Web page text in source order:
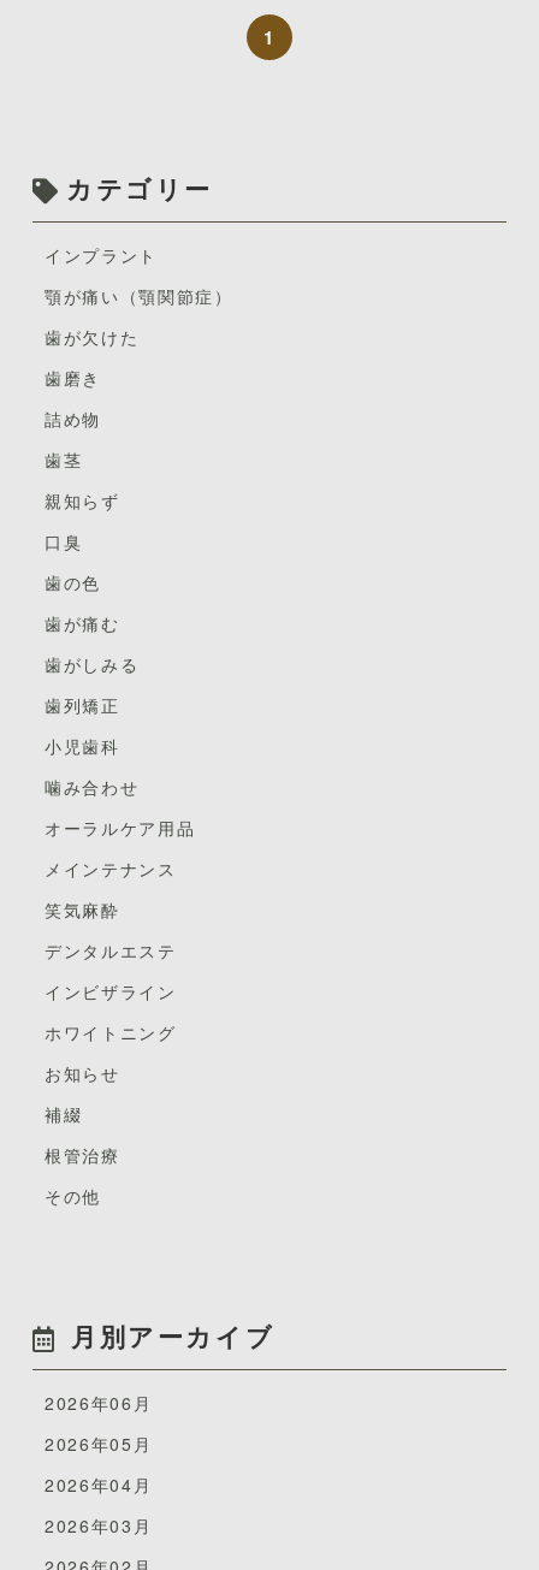
・リップエステ
上記セットメニュー以外に
シングルメニューのみの施術をご希望の方はご相談承っ
ただいま、全メニュー半額オフキャンペーン中です☆
お気軽にお問い合わせくださいませ。
MC天神こが歯科
福岡市中央区天神5-7-7メディカルシティ天神6F
TEL 092-781-7117
ご予約はネット予約
MC天神こが歯科
福岡市中央区天神5-7-7メディカルシティ天神6F
※天神北交差点そば
TEL 092-781-7117
ご予約はネット予約
デンタルエステを通してたくさんの方に喜んでいただけ
オーラルヒーリング（５０分） ¥11,000（税込み）
お口周りの「こり」をアロマトリートメントでほぐす癒
しの時間
・カウンセリング
・アロマトリートメント（フェイシャル・デコルテ）
・ヘッドマッサージ
・歯肉マッサージ
込み）
できる
・カウンセリング
・クリーニング
ツルツルの気持ちいい歯へ）
・歯肉マッサージ
（おひとり様一回限り。９月３０日まで。）
私はデンタルエステを通してたくさんの方に喜んでいた
だきたいという思いがあります。
その目的のため更に自分をパワーアップさせたくて
デンタルエステのパイオニア的存在であるBeauteさん
の元で勉強しようと
今回の3期生の募集に名乗りを上げたのです。
少人数制の大人気セミナーなので募集開始とともにあっ
という間に定員に達したようです。
今回の3期生。日本全国から6名集まりました。
ほぼ関東、関西の方たち。
九州は私一人。少し寂しかったのですが、
うと集まった、同じ志の者同士。
すぐに打ち解けました。そして各々の情報交換などちょ
っとした会話がアツい！刺激を受けられます。
この刺激を受けられる瞬間もセミナーに参加してよかっ
たと思うことの一つです。
3人の講師は皆さん素敵な方たちです。
私たち6人に寄り添い、たくさんの知識と今までに得ら
れた経験からたどりついた手技を惜しげもなく丁寧に教
流れを施術してくださいました。
実際に体験してみて感動しました!
添う」という考え方が細部にわたる心配りとなり
ステティックサロンのおもてなしの発想を融合させたこ
のデンタルエステを学ぶことは患者さんだけではなく、
ブログを覗いてくださってありがとうございます。
「デンタルエステって何？」
というお声、いただきます。
そりゃぁそうです。
歯科業界でもまだ聞きなれていない言葉ですもの。
一般の方々が「？？」となるのは当然ですよね。
まずはこのデンタルエステについて、知っていただきた
く思います。
デンタルエステは近年生まれました。
私が歯科衛生士になった24年前には存在していませんで
した。
学校の教科書として採用されるほどとなっています。
それほど、これからの患者さんのためになる分野だと言
えます。
さて。このデンタルエステ。
エステと名がつくわけですから美容施術となるわけで
それに加え、お顔のリフトアップ・小顔効果・むくみ解
が手に入るとどうですか？
ワクワクしませんか？
それをご提供できるのが、デンタルエステです。
1
カテゴリー
インプラント
顎が痛い（顎関節症）
歯が欠けた
歯磨き
詰め物
歯茎
親知らず
口臭
歯の色
歯が痛む
歯がしみる
歯列矯正
小児歯科
噛み合わせ
オーラルケア用品
メインテナンス
笑気麻酔
デンタルエステ
インビザライン
ホワイトニング
お知らせ
補綴
根管治療
その他
月別アーカイブ
2026年06月
2026年05月
2026年04月
2026年03月